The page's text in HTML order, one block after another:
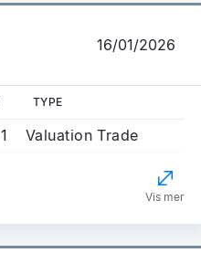
16/01/2026
TYPE
1 Valuation Trade
Vis mer